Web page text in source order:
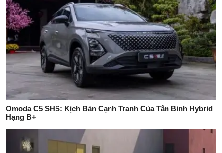
Omoda C5 SHS: Kịch Bản Cạnh Tranh Của Tân Binh Hybrid
Hạng B+